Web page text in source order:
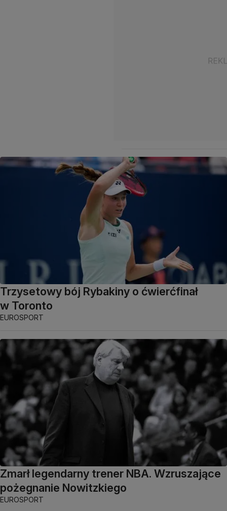
Trzysetowy bój Rybakiny o ćwierćfinał
w Toronto
EUROSPORT
Zmarł legendarny trener NBA. Wzruszające
pożegnanie Nowitzkiego
EUROSPORT